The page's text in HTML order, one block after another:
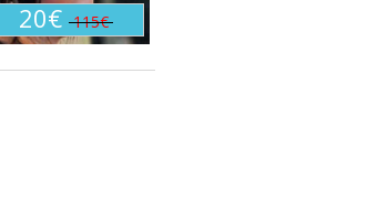
20€ 115€